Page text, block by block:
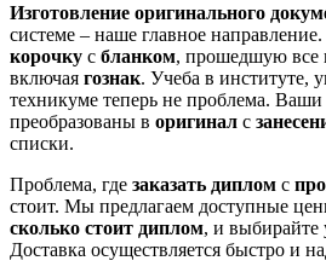
Изготовление оригинального
системе – наше главное
корочку с бланком, прошедшую все
включая гознак. Учеба в институте,
техникуме теперь не проблема. Ваши
преобразованы в оригинал с
списки.
Проблема, где заказать диплом с
стоит. Мы предлагаем доступные
сколько стоит диплом, и
Доставка осуществляется быстро и